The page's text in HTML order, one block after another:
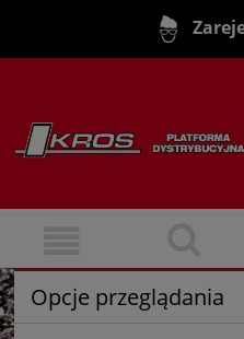
Opcje przeglądania